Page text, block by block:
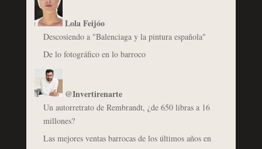
Lola Feijóo
Descosiendo a "Balenciaga y la pintura española"
De lo fotográfico en lo barroco
@Invertirenarte
Un autorretrato de Rembrandt, ¿de 650 libras a 16
millones?
Las mejores ventas barrocas de los últimos años en